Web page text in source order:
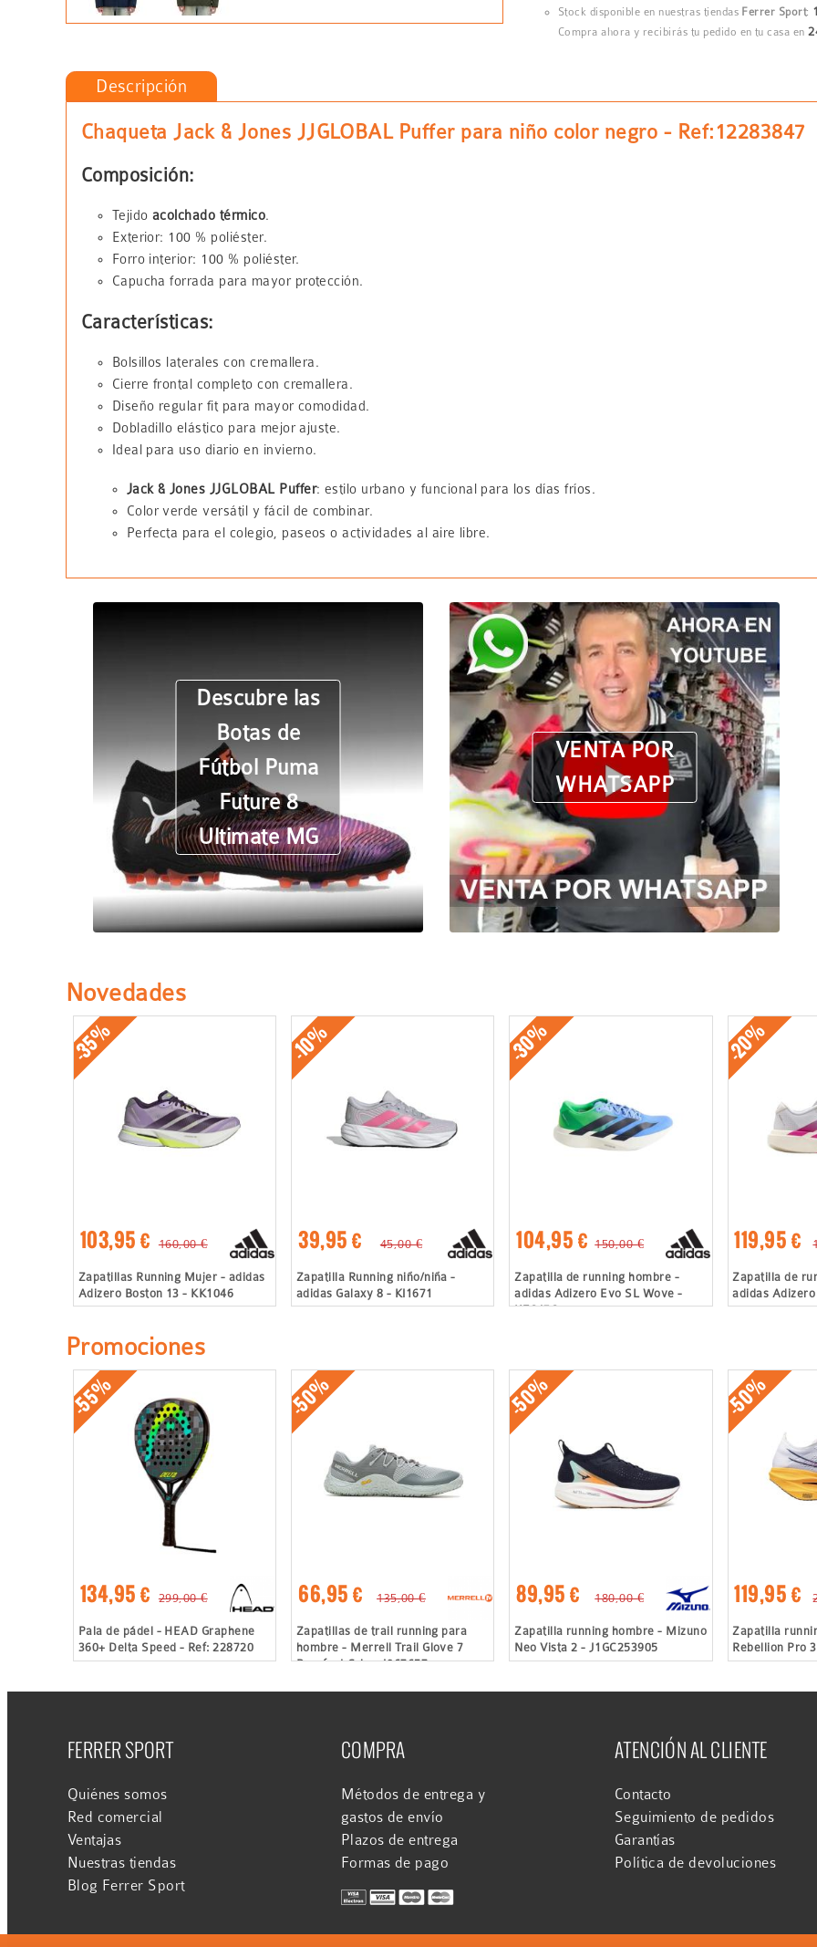
Stock disponible en nuestras tiendas Ferrer Sport:
Compra ahora y recibirás tu pedido en tu casa en
Descripción
Chaqueta Jack & Jones JJGLOBAL Puffer para niño color negro - Ref:12283847
Composición:
Tejido acolchado térmico.
Exterior: 100 % poliéster.
Forro interior: 100 % poliéster.
Capucha forrada para mayor protección.
Características:
Bolsillos laterales con cremallera.
Cierre frontal completo con cremallera.
Diseño regular fit para mayor comodidad.
Dobladillo elástico para mejor ajuste.
Ideal para uso diario en invierno.
Jack & Jones JJGLOBAL Puffer: estilo urbano y funcional para los días fríos.
Color verde versátil y fácil de combinar.
Perfecta para el colegio, paseos o actividades al aire libre.
Descubre las
Botas de
Fútbol Puma
Future 8
Ultimate MG
VENTA POR
WHATSAPP
Novedades
-35%
103,95 € 160,00 €
Zapatillas Running Mujer - adidas
Adizero Boston 13 - KK1046
-10%
39,95 € 45,00 €
Zapatilla Running niño/niña -
adidas Galaxy 8 - KI1671
-30%
104,95 € 150,00 €
Zapatilla de running hombre -
adidas Adizero Evo SL Wove -
KZ6476
-20%
119,95 €
Zapatilla de
adidas
Promociones
-55%
134,95 € 299,00 €
Pala de pádel - HEAD Graphene
360+ Delta Speed - Ref: 228720
-50%
66,95 € 135,00 €
Zapatillas de trail running para
hombre - Merrell Trail Glove 7
Barefoot Gris - J067657
-50%
89,95 € 180,00 €
Zapatilla running hombre - Mizuno
Neo Vista 2 - J1GC253905
-50%
119,95 €
Zapatilla
Rebellion Pro
FERRER SPORT
Quiénes somos
Red comercial
Ventajas
Nuestras tiendas
Blog Ferrer Sport
COMPRA
Métodos de entrega y
gastos de envío
Plazos de entrega
Formas de pago
ATENCIÓN AL CLIENTE
Contacto
Seguimiento de pedidos
Garantías
Política de devoluciones